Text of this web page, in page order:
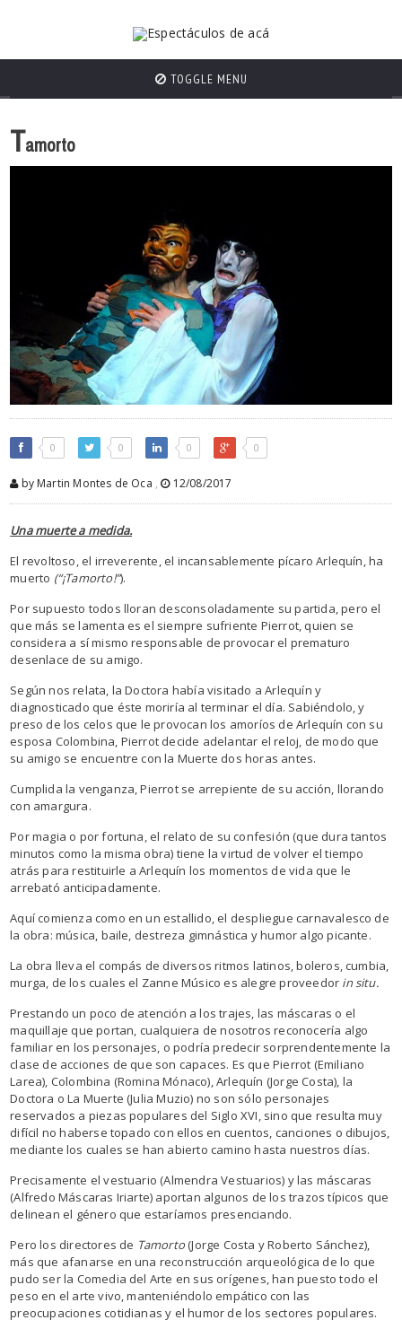
TOGGLE MENU
Tamorto
0 0 0 0
by Martin Montes de Oca , 12/08/2017
Una muerte a medida.
El revoltoso, el irreverente, el incansablemente pícaro Arlequín, ha
muerto (“¡Tamorto!”).
Por supuesto todos lloran desconsoladamente su partida, pero el
que más se lamenta es el siempre sufriente Pierrot, quien se
considera a sí mismo responsable de provocar el prematuro
desenlace de su amigo.
Según nos relata, la Doctora había visitado a Arlequín y
diagnosticado que éste moriría al terminar el día. Sabiéndolo, y
preso de los celos que le provocan los amoríos de Arlequín con su
esposa Colombina, Pierrot decide adelantar el reloj, de modo que
su amigo se encuentre con la Muerte dos horas antes.
Cumplida la venganza, Pierrot se arrepiente de su acción, llorando
con amargura.
Por magia o por fortuna, el relato de su confesión (que dura tantos
minutos como la misma obra) tiene la virtud de volver el tiempo
atrás para restituirle a Arlequín los momentos de vida que le
arrebató anticipadamente.
Aquí comienza como en un estallido, el despliegue carnavalesco de
la obra: música, baile, destreza gimnástica y humor algo picante.
La obra lleva el compás de diversos ritmos latinos, boleros, cumbia,
murga, de los cuales el Zanne Músico es alegre proveedor in situ.
Prestando un poco de atención a los trajes, las máscaras o el
maquillaje que portan, cualquiera de nosotros reconocería algo
familiar en los personajes, o podría predecir sorprendentemente la
clase de acciones de que son capaces. Es que Pierrot (Emiliano
Larea), Colombina (Romina Mónaco), Arlequín (Jorge Costa), la
Doctora o La Muerte (Julia Muzio) no son sólo personajes
reservados a piezas populares del Siglo XVI, sino que resulta muy
difícil no haberse topado con ellos en cuentos, canciones o dibujos,
mediante los cuales se han abierto camino hasta nuestros días.
Precisamente el vestuario (Almendra Vestuarios) y las máscaras
(Alfredo Máscaras Iriarte) aportan algunos de los trazos típicos que
delinean el género que estaríamos presenciando.
Pero los directores de Tamorto (Jorge Costa y Roberto Sánchez),
más que afanarse en una reconstrucción arqueológica de lo que
pudo ser la Comedia del Arte en sus orígenes, han puesto todo el
peso en el arte vivo, manteniéndolo empático con las
preocupaciones cotidianas y el humor de los sectores populares.